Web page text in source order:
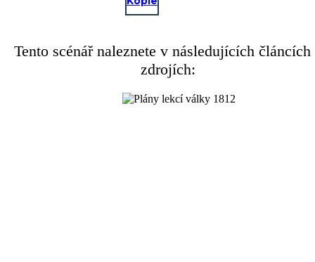
SPÁLENÍ V WASHINGTONU
Tento scénář naleznete v následujících článcích
zdrojích: